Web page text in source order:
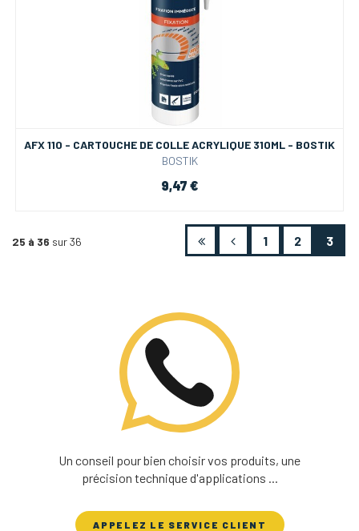
AFX 110 - CARTOUCHE DE COLLE ACRYLIQUE 310ML - BOSTIK
BOSTIK
9,47 €
25 à 36 sur 36 1 2 3
Un conseil pour bien choisir vos produits, une
précision technique d'applications ...
APPELEZ LE SERVICE CLIENT